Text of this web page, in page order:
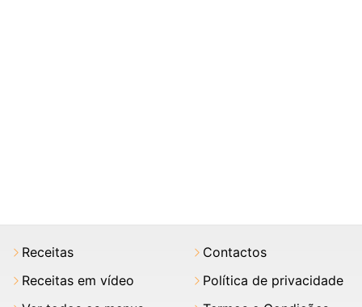
Receitas
Receitas em vídeo
Contactos
Política de privacidade